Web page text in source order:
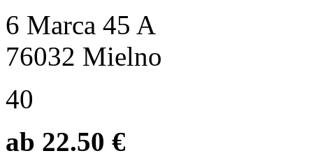
6 Marca 45 A
76032 Mielno
40
ab 22.50 €